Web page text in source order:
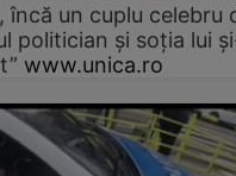
încă un cuplu celebru
politician și soția lui
www.unica.ro